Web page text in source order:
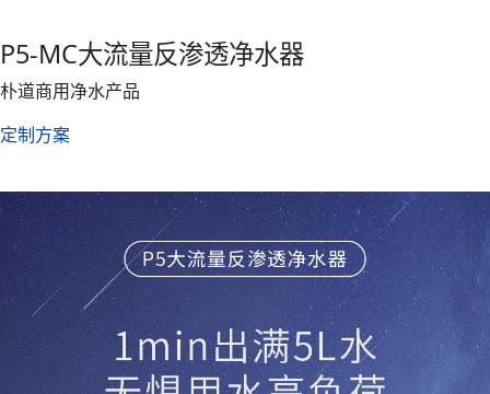
P5-MC大流量反渗透净水器
朴道商用净水产品
定制方案